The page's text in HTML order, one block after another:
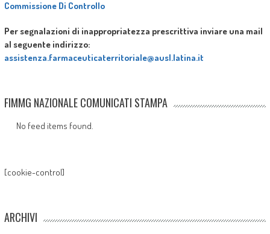
Commissione Di Controllo
Per segnalazioni di inappropriatezza prescrittiva inviare una mail
al seguente indirizzo:
assistenza.farmaceuticaterritoriale@ausl.latina.it
FIMMG NAZIONALE COMUNICATI STAMPA
No feed items found.
[cookie-control]
ARCHIVI